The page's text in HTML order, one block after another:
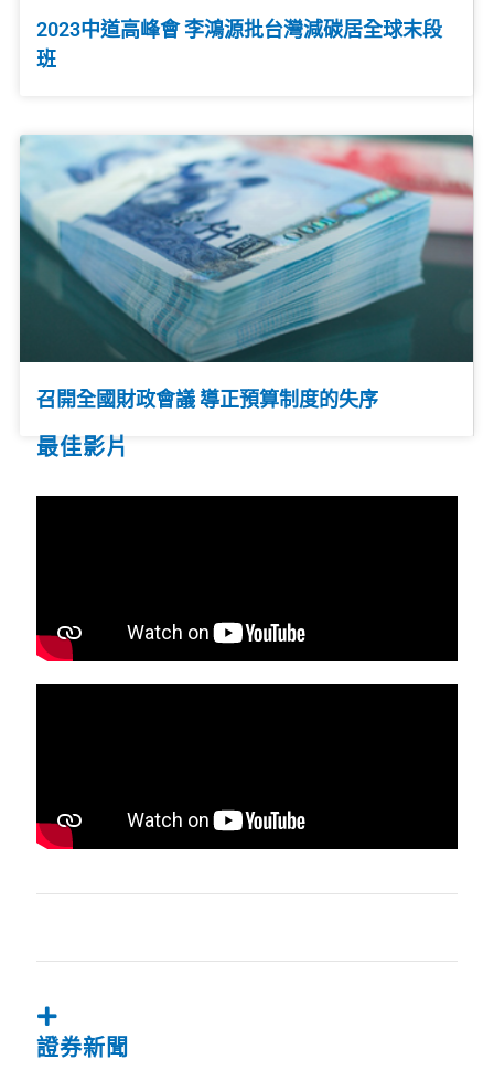
2023中道高峰會 李鴻源批台灣減碳居全球末段
班
召開全國財政會議 導正預算制度的失序
最佳影片
證券新聞